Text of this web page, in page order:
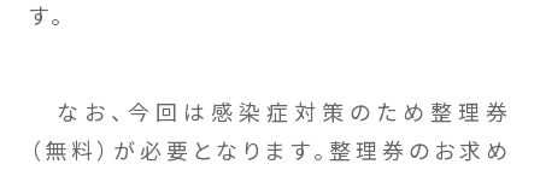
す。
なお、今回は感染症対策のため整理券
（無料）が必要となります。整理券のお求め